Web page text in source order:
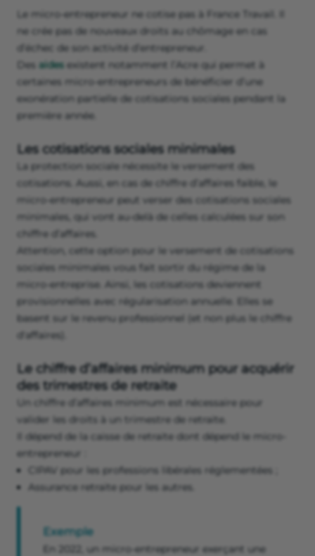
Le micro-entrepreneur ne cotise pas à France Travail. Il
ne crée pas de nouveaux droits au chômage en cas
d’échec de son activité d’entrepreneur.
Des aides existent notamment l’Acre qui permet à
certaines micro-entrepreneurs de bénéficier d’une
exonération partielle de cotisations sociales pendant la
première année.
Les cotisations sociales minimales
La protection sociale nécessite le versement des
cotisations. Aussi, en cas de chiffre d’affaires faible, le
micro-entrepreneur peut verser des cotisations sociales
minimales, qui vont au-delà de celles calculées sur son
chiffre d’affaires.
Attention, cette option pour le versement de cotisations
sociales minimales vous fait sortir du régime de la
micro-entreprise. Ainsi, les cotisations deviennent
provisionnelles avec régularisation annuelle. Elles se
basent sur le revenu professionnel (et non plus le chiffre
d'affaires).
Le chiffre d’affaires minimum pour acquérir
des trimestres de retraite
Un chiffre d’affaires minimum est nécessaire pour
valider les droits à un trimestre de retraite.
Il dépend de la caisse de retraite dont dépend le micro-
entrepreneur :
CIPAV pour les professions libérales réglementées ;
Assurance retraite pour les autres.
Exemple
En 2022, un micro-entrepreneur exerçant une